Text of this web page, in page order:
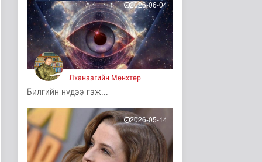
11 цаг 57 минутын өмнө
Иргэд: Хичээлийн
хэрэгслийн үнэ багагүй
нэмэгдсэ..
Нийгэм 11 цагийн өмнө
Турк, Саудын Араб,
Пакистан улсууд
батлан хамгаа..
Дэлхийд
11 цаг 4 минутын өмнө
"Онцгой амралт-2026"
2026-06-04
Лханаагийн Мөнхтөр
Билгийн нүдээ гэж...
2026-05-14